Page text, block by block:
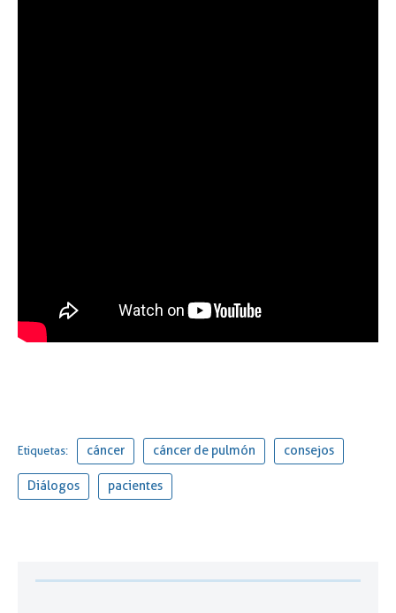
Etiquetas: cáncer cáncer de pulmón consejos
Diálogos pacientes